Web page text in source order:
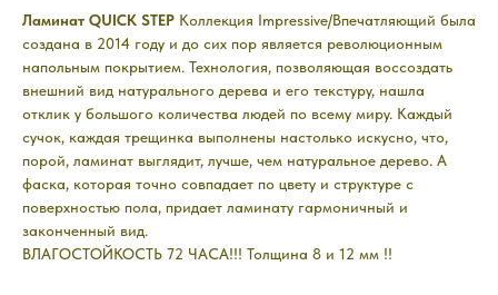
Ламинат QUICK STEP Коллекция Impressive/Впечатляющий была
создана в 2014 году и до сих пор является революционным
напольным покрытием. Технология, позволяющая воссоздать
внешний вид натурального дерева и его текстуру, нашла
отклик у большого количества людей по всему миру. Каждый
сучок, каждая трещинка выполнены настолько искусно, что,
порой, ламинат выглядит, лучше, чем натуральное дерево. А
фаска, которая точно совпадает по цвету и структуре с
поверхностью пола, придает ламинату гармоничный и
законченный вид.
ВЛАГОСТОЙКОСТЬ 72 ЧАСА!!! Толщина 8 и 12 мм !!